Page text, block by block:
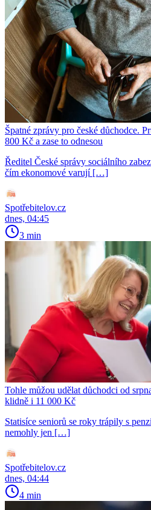
Špatné zprávy pro české důchodce.
800 Kč a zase to odnesou
Ředitel České správy sociálního
čím ekonomové varují […]
Spotřebitelov.cz
dnes, 04:45
3 min
Tohle můžou udělat důchodci od
klidně i 11 000 Kč
Statisíce seniorů se roky trápily s
nemohly jen […]
Spotřebitelov.cz
dnes, 04:44
4 min